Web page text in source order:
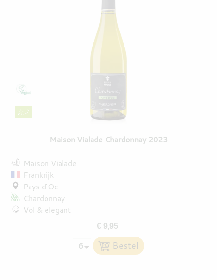
Maison Vialade Chardonnay 2023
Maison Vialade
Frankrijk
Pays d’Oc
Chardonnay
Vol & elegant
€ 9,95